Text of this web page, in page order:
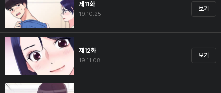
제11화
19.10.25
보기
제12화
19.11.08
보기